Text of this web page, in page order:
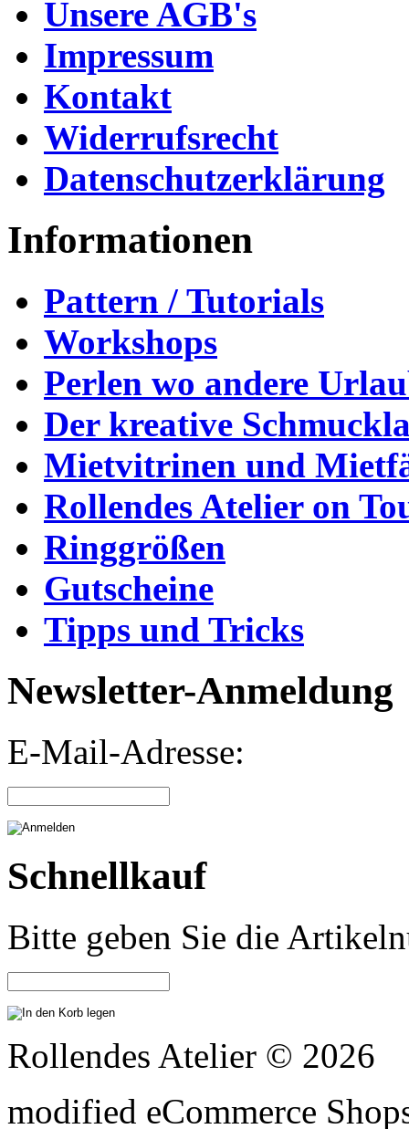
Unsere AGB's
Impressum
Kontakt
Widerrufsrecht
Datenschutzerklärung
Informationen
Pattern / Tutorials
Workshops
Perlen wo andere
Der kreative
Mietvitrinen und
Rollendes Atelier on
Ringgrößen
Gutscheine
Tipps und Tricks
Newsletter-Anmeldung
E-Mail-Adresse:
Schnellkauf
Bitte geben Sie die
Rollendes Atelier © 2026
modified eCommerce